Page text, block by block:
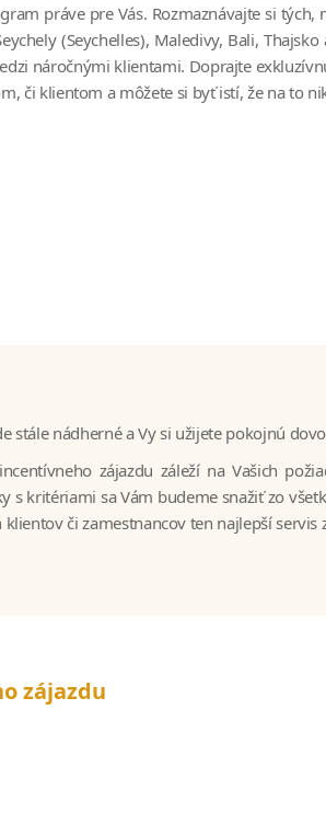
práve pre Vás. Rozmaznávajte si tých,
(Seychelles), Maledivy, Bali,
náročnými klientami. Doprajte
či klientom a môžete si byť istí, že na to
stále nádherné a Vy si užijete pokojnú
zájazdu záleží na Vašich
s kritériami sa Vám budeme snažiť zo
klientov či zamestnancov ten najlepší servis
zájazdu